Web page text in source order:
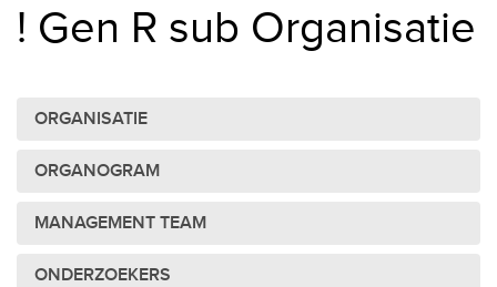
! Gen R sub Organisatie
ORGANISATIE
ORGANOGRAM
MANAGEMENT TEAM
ONDERZOEKERS